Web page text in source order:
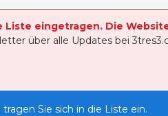
Liste eingetragen. Die
über alle Updates bei
Sie sich in die Liste ein.